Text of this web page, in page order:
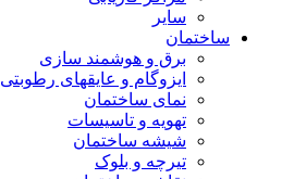
سایر
ساختمان
برق و هوشمند سازی
ایزوگام و عایقهای رطوبتی
نمای ساختمان
تهویه و تاسیسات
شیشه ساختمان
تیرچه و بلوک